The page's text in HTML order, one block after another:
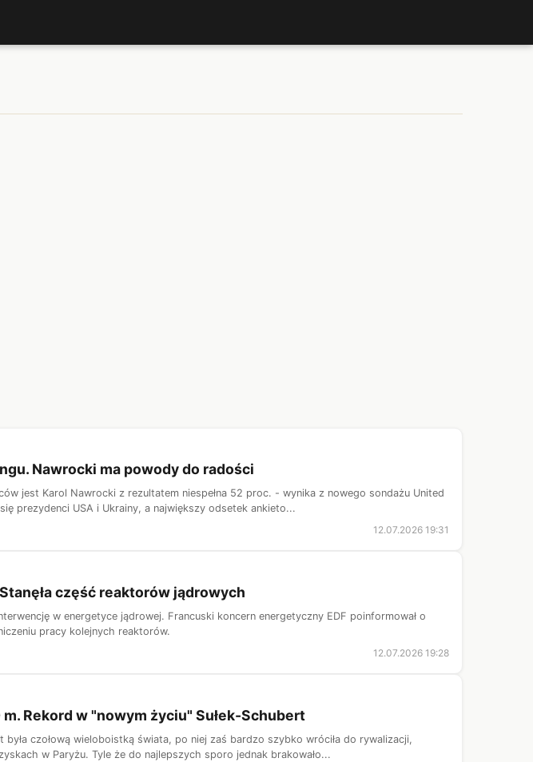
Nawrocki ma powody do radości
jest Karol Nawrocki z rezultatem niespełna 52 proc. - wynika z nowego sondażu United
prezydenci USA i Ukrainy, a największy odsetek ankieto...
12.07.2026 19:31
część reaktorów jądrowych
w energetyce jądrowej. Francuski koncern energetyczny EDF poinformował o
pracy kolejnych reaktorów.
12.07.2026 19:28
Rekord w "nowym życiu" Sułek-Schubert
była czołową wieloboistką świata, po niej zaś bardzo szybko wróciła do rywalizacji,
w Paryżu. Tyle że do najlepszych sporo jednak brakowało...